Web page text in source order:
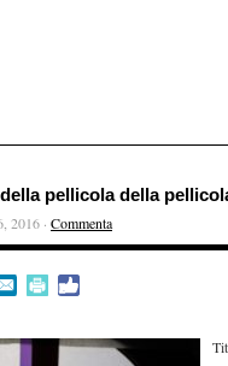
pellicola della
2016 · Commenta